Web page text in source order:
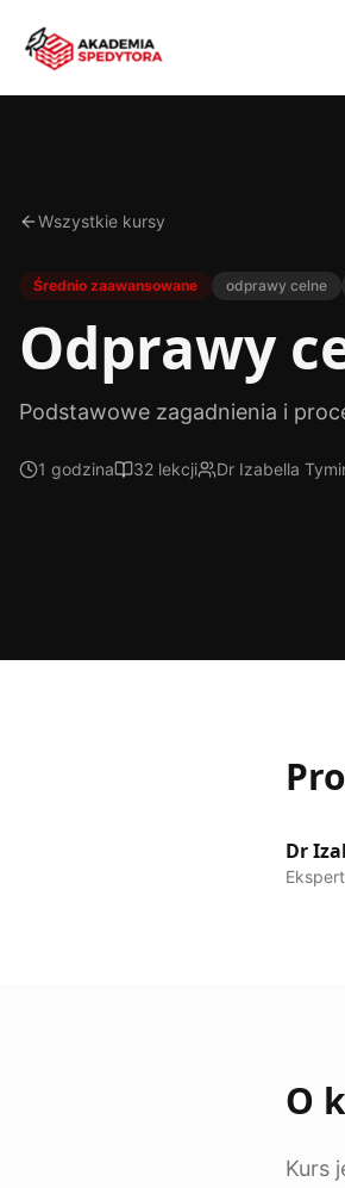
Wszystkie kursy
Średnio zaawansowane odprawy celne
Odprawy
Podstawowe zagadnienia i
1 godzina 32 lekcji Dr Izabella
Dr
O
Kurs